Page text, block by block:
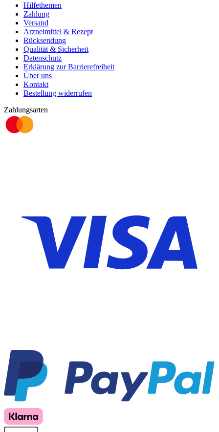
Hilfethemen
Zahlung
Versand
Arzneimittel & Rezept
Rücksendung
Qualität & Sicherheit
Datenschutz
Erklärung zur Barrierefreiheit
Über uns
Kontakt
Bestellung widerrufen
Zahlungsarten